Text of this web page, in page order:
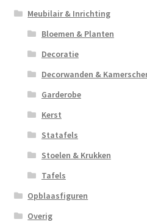
Meubilair & Inrichting
Bloemen & Planten
Decoratie
Decorwanden &
Garderobe
Kerst
Statafels
Stoelen & Krukken
Tafels
Opblaasfiguren
Overig